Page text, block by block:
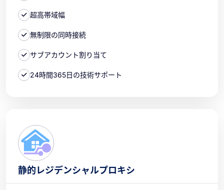
超高帯域幅
無制限の同時接続
サブアカウント割り当て
24時間365日の技術サポート
静的レジデンシャルプロキシ